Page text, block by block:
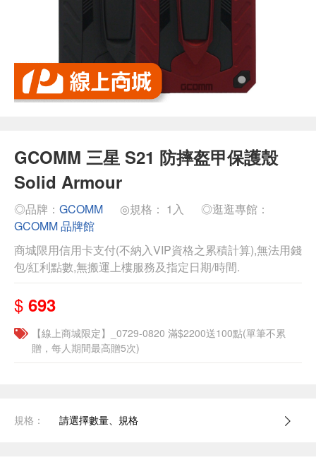
GCOMM 三星 S21 防摔盔甲保護殼
Solid Armour
◎品牌： GCOMM ◎規格： 1入
◎逛逛專館：
GCOMM 品牌館
商城限用信用卡支付(不納入VIP資格之累積計算),無法用錢
包/紅利點數,無搬運上樓服務及指定日期/時間.
$ 693
【線上商城限定】_0729-0820 滿$2200送100點(單筆不累
贈，每人期間最高贈5次)
規格： 請選擇數量、規格